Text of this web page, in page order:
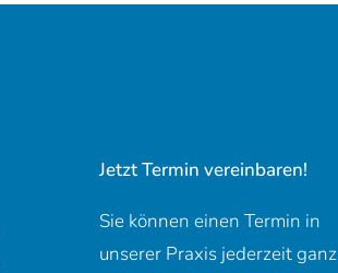
Jetzt Termin vereinbaren!
Sie können einen Termin in
unserer Praxis jederzeit ganz